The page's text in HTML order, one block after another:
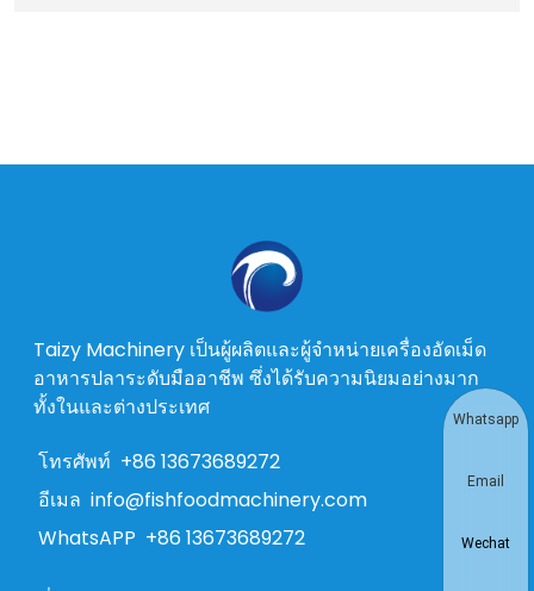
Taizy Machinery เป็นผู้ผลิตและผู้จำหน่ายเครื่องอัดเม็ด
อาหารปลาระดับมืออาชีพ ซึ่งได้รับความนิยมอย่างมาก
ทั้งในและต่างประเทศ
โทรศัพท์ +86 13673689272
อีเมล info@fishfoodmachinery.com
WhatsAPP +86 13673689272
Whatsapp
Email
Wechat